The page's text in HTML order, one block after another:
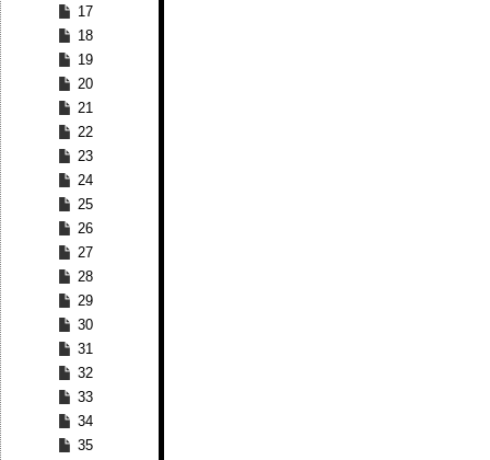
17
18
19
20
21
22
23
24
25
26
27
28
29
30
31
32
33
34
35